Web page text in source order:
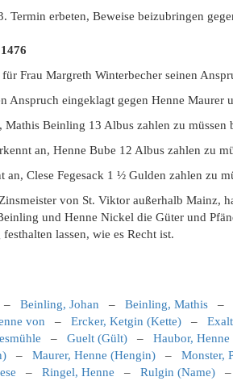
Termin erbeten, Beweise beizubringen
1476
Frau Margreth Winterbecher seinen
Anspruch eingeklagt gegen Henne Maurer
Mathis Beinling 13 Albus zahlen zu
an, Henne Bube 12 Albus zahlen zu
an, Clese Fegesack 1 ½ Gulden zahlen zu
von St. Viktor außerhalb Mainz,
und Henne Nickel die Güter und
lassen, wie es Recht ist.
– Beinling, Johan – Beinling, Mathis –
von – Ercker, Ketgin (Kette) –
– Guelt (Gült) – Haubor, Henne
– Maurer, Henne (Hengin) – Monster,
– Ringel, Henne – Rulgin (Name)